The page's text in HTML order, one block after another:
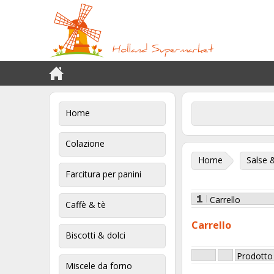
Home
Colazione
Farcitura per panini
Caffè & tè
Biscotti & dolci
Miscele da forno
Home Salse
Carrello
Carrello
Prodotto